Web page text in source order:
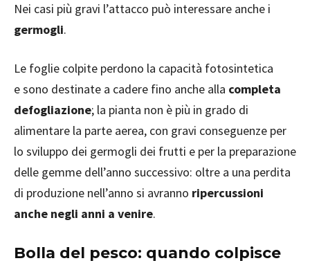
Nei casi più gravi l’attacco può interessare anche i
germogli.
Le foglie colpite perdono la capacità fotosintetica
e sono destinate a cadere fino anche alla completa
defogliazione; la pianta non è più in grado di
alimentare la parte aerea, con gravi conseguenze per
lo sviluppo dei germogli dei frutti e per la preparazione
delle gemme dell’anno successivo: oltre a una perdita
di produzione nell’anno si avranno ripercussioni
anche negli anni a venire.
Bolla del pesco: quando colpisce